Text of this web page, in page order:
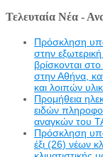
Τελευταία Νέα -
Πρόσκληση
στην
βρίσκονται
στην Αθήνα,
και λοιπών
Προμήθεια
ειδών
αναγκών του
Πρόσκληση
έξι (26) νέων